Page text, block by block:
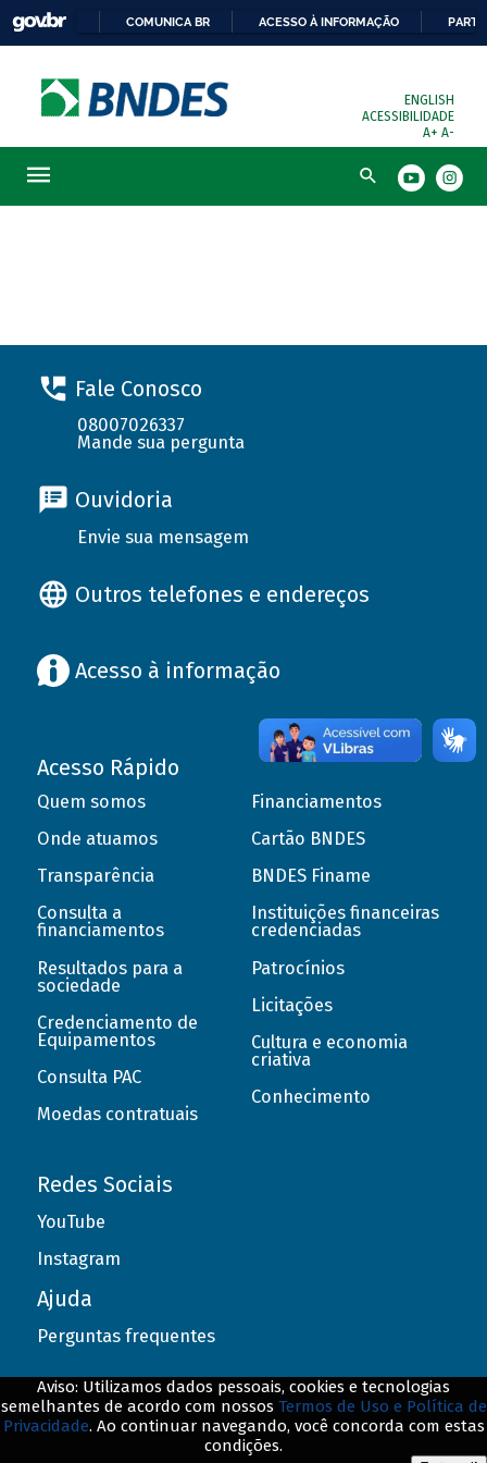
COMUNICA BR ACESSO À INFORMAÇÃO
ENGLISH
ACESSIBILIDADE
A+ A-
Busca
Fale Conosco
08007026337
Mande sua pergunta
Ouvidoria
Envie sua mensagem
Outros telefones e endereços
Acesso à informação
Acesso Rápido
Quem somos
Onde atuamos
Transparência
Consulta a
financiamentos
Resultados para a
sociedade
Credenciamento de
Equipamentos
Consulta PAC
Moedas contratuais
Financiamentos
Cartão BNDES
BNDES Finame
Instituições financeiras
credenciadas
Patrocínios
Licitações
Cultura e economia
criativa
Conhecimento
Redes Sociais
YouTube
Instagram
Ajuda
Perguntas frequentes
© BNDES. Todos os direitos reservados
Aviso: Utilizamos dados pessoais, cookies e tecnologias
semelhantes de acordo com nossos Termos de Uso e Política de
Privacidade. Ao continuar navegando, você concorda com estas
condições.